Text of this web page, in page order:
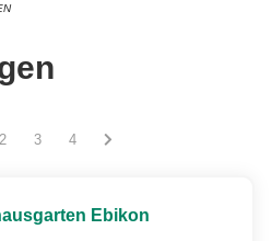
sur la page
Vous êtes sur la page
2 Vous êtes sur la page
3 Vous êtes sur la page
4
Ebikon